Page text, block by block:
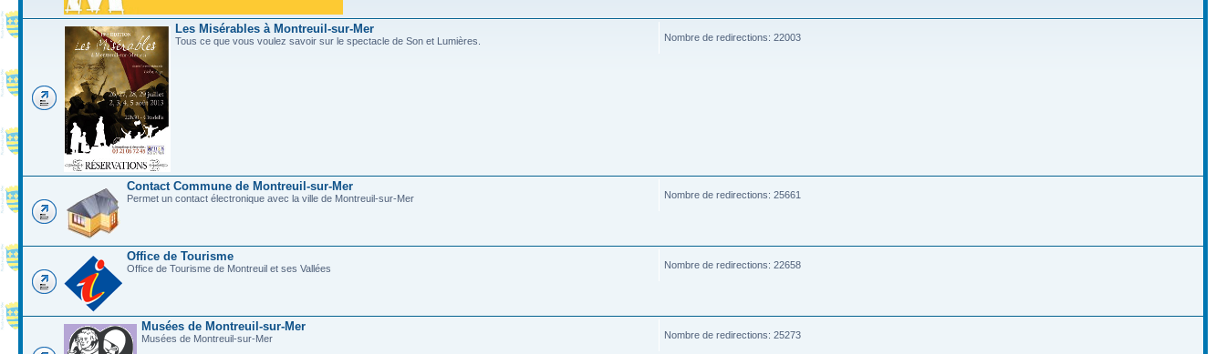
Les Misérables à Montreuil-sur-Mer
Tous ce que vous voulez savoir sur le spectacle de Son et Lumières. Nombre de redirections: 22003
Contact Commune de Montreuil-sur-Mer
Permet un contact électronique avec la ville de Montreuil-sur-Mer Nombre de redirections: 25661
Office de Tourisme
Office de Tourisme de Montreuil et ses Vallées Nombre de redirections: 22658
Musées de Montreuil-sur-Mer
Musées de Montreuil-sur-Mer Nombre de redirections: 25273